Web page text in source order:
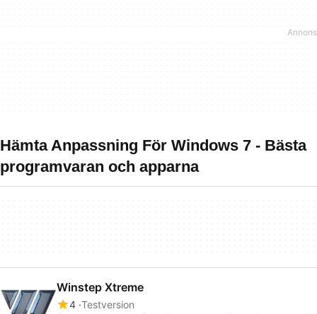
Hämta Anpassning För Windows 7 - Bästa
programvaran och apparna
Winstep Xtreme
4 Testversion